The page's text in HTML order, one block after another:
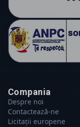
Compania
Despre noi
Contactează-ne
Licitații europene